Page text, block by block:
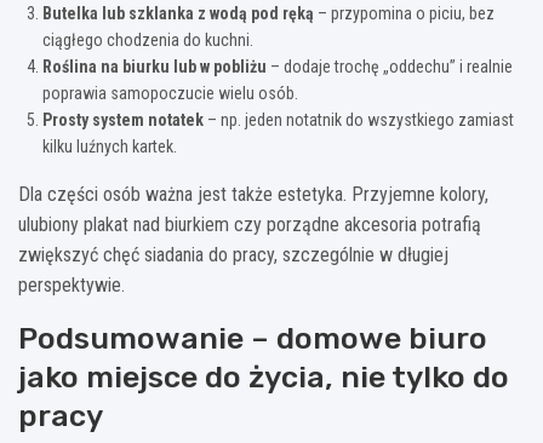
Butelka lub szklanka z wodą pod ręką – przypomina o piciu, bez
ciągłego chodzenia do kuchni.
Roślina na biurku lub w pobliżu – dodaje trochę „oddechu” i realnie
poprawia samopoczucie wielu osób.
Prosty system notatek – np. jeden notatnik do wszystkiego zamiast
kilku luźnych kartek.
Dla części osób ważna jest także estetyka. Przyjemne kolory,
ulubiony plakat nad biurkiem czy porządne akcesoria potrafią
zwiększyć chęć siadania do pracy, szczególnie w długiej
perspektywie.
Podsumowanie – domowe biuro
jako miejsce do życia, nie tylko do
pracy